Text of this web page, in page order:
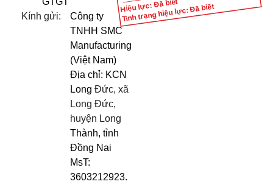
Hiệu lực: Đã biết
Tình trạng hiệu lực: Đã biết
Kính gửi:
Công ty
TNHH SMC
Manufacturing
(Việt Nam)
Địa chỉ: KCN
LongĐức, xã
Long Đức,
huyện Long
Thành, tỉnh
Đồng Nai
MsT:
3603212923.